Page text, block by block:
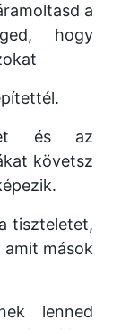
a
hogy
és az
követsz
tiszteletet,
amit mások
lenned